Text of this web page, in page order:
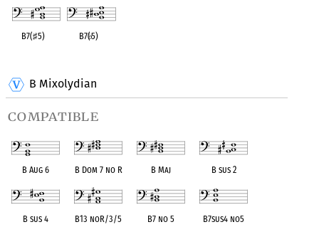
B Mixolydian
compatible
B Aug 6 B Dom 7 no R B Maj B sus 2
B sus 4 B13 noR/3/5 B7 no 5 B7sus4 no5
B7(♯5) B7(♭5)